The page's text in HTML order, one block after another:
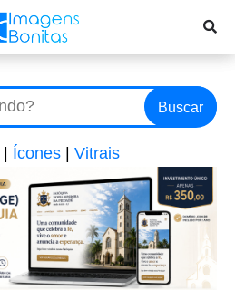
Buscar
Ícones Vitrais